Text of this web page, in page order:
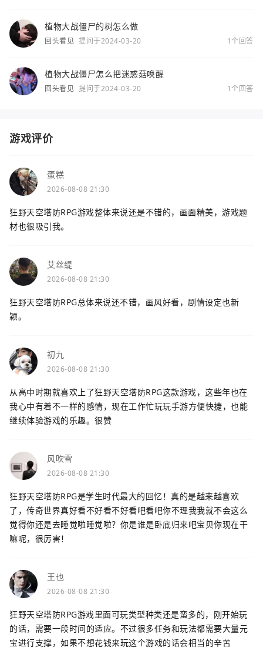
植物大战僵尸的树怎么做
回头看见 提问于2024-03-20 1个回答
植物大战僵尸怎么把迷惑菇唤醒
回头看见 提问于2024-03-20 1个回答
游戏评价
蛋糕
2026-08-08 21:30
狂野天空塔防RPG游戏整体来说还是不错的，画面精美，游戏题
材也很吸引我。
艾丝缇
2026-08-08 21:30
狂野天空塔防RPG总体来说还不错，画风好看，剧情设定也新
颖。
初九
2026-08-08 21:30
从高中时期就喜欢上了狂野天空塔防RPG这款游戏，这些年也在
我心中有着不一样的感情，现在工作忙玩玩手游方便快捷，也能
继续体验游戏的乐趣。很赞
风吹雪
2026-08-08 21:30
狂野天空塔防RPG是学生时代最大的回忆！真的是越来越喜欢
了，传奇世界真好看不好看不好看吧看吧你不理我我就不会这么
觉得你还是去睡觉啦睡觉啦？你是谁是卧底归来吧宝贝你现在干
嘛呢，很厉害！
王也
2026-08-08 21:30
狂野天空塔防RPG游戏里面可玩类型种类还是蛮多的，刚开始玩
的话，需要一段时间的适应。不过很多任务和玩法都需要大量元
宝进行支撑，如果不想花钱来玩这个游戏的话会相当的辛苦